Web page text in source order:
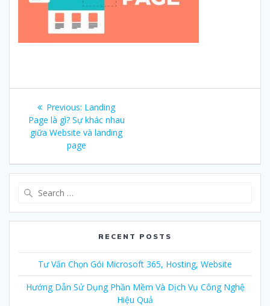
Post
navigation
Previous: Previous
post:
Landing
Page là gì? Sự khác nhau
giữa Website và landing
page
RECENT POSTS
Tư Vấn Chọn Gói Microsoft 365, Hosting, Website
Hướng Dẫn Sử Dụng Phần Mềm Và Dịch Vụ Công Nghệ
Hiệu Quả